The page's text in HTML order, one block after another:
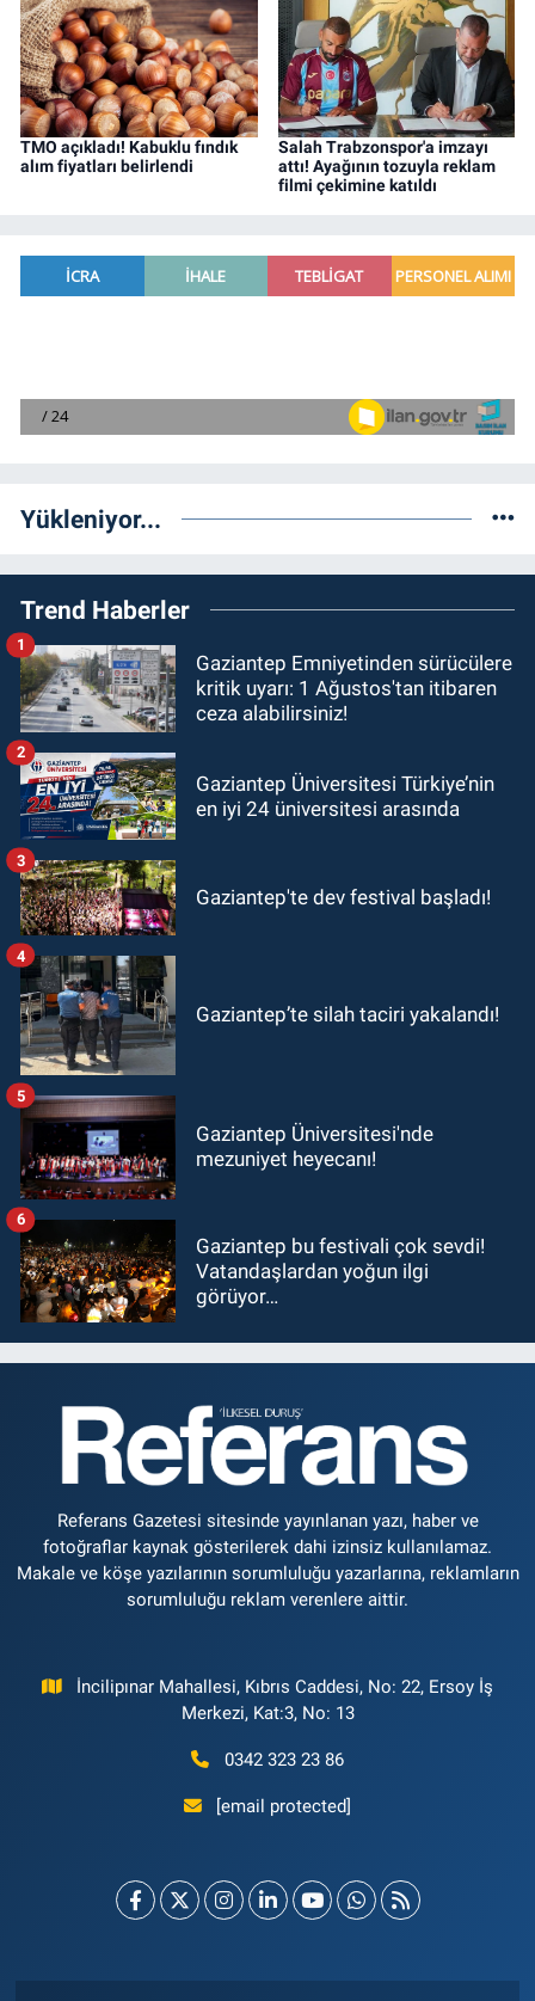
TMO açıkladı! Kabuklu fındık
alım fiyatları belirlendi
Salah Trabzonspor'a imzayı
attı! Ayağının tozuyla reklam
filmi çekimine katıldı
Yükleniyor...
Trend Haberler
Gaziantep Emniyetinden sürücülere
kritik uyarı: 1 Ağustos'tan itibaren
ceza alabilirsiniz!
1
Gaziantep Üniversitesi Türkiye’nin
en iyi 24 üniversitesi arasında
2
Gaziantep'te dev festival başladı!
3
Gaziantep’te silah taciri yakalandı!
4
Gaziantep Üniversitesi'nde
mezuniyet heyecanı!
5
Gaziantep bu festivali çok sevdi!
Vatandaşlardan yoğun ilgi
görüyor…
6
Referans Gazetesi sitesinde yayınlanan yazı, haber ve
fotoğraflar kaynak gösterilerek dahi izinsiz kullanılamaz.
Makale ve köşe yazılarının sorumluluğu yazarlarına, reklamların
sorumluluğu reklam verenlere aittir.
İncilipınar Mahallesi, Kıbrıs Caddesi, No: 22, Ersoy İş
Merkezi, Kat:3, No: 13
0342 323 23 86
[email protected]